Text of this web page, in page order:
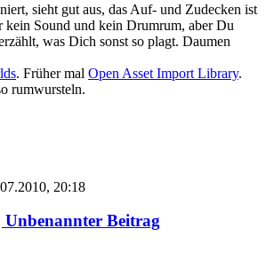
sieht gut aus, das Auf- und Zudecken ist
kein Sound und kein Drumrum, aber Du
was Dich sonst so plagt. Daumen
. Früher mal Open Asset Import Library.
rumwursteln.
20:18
Beitrag